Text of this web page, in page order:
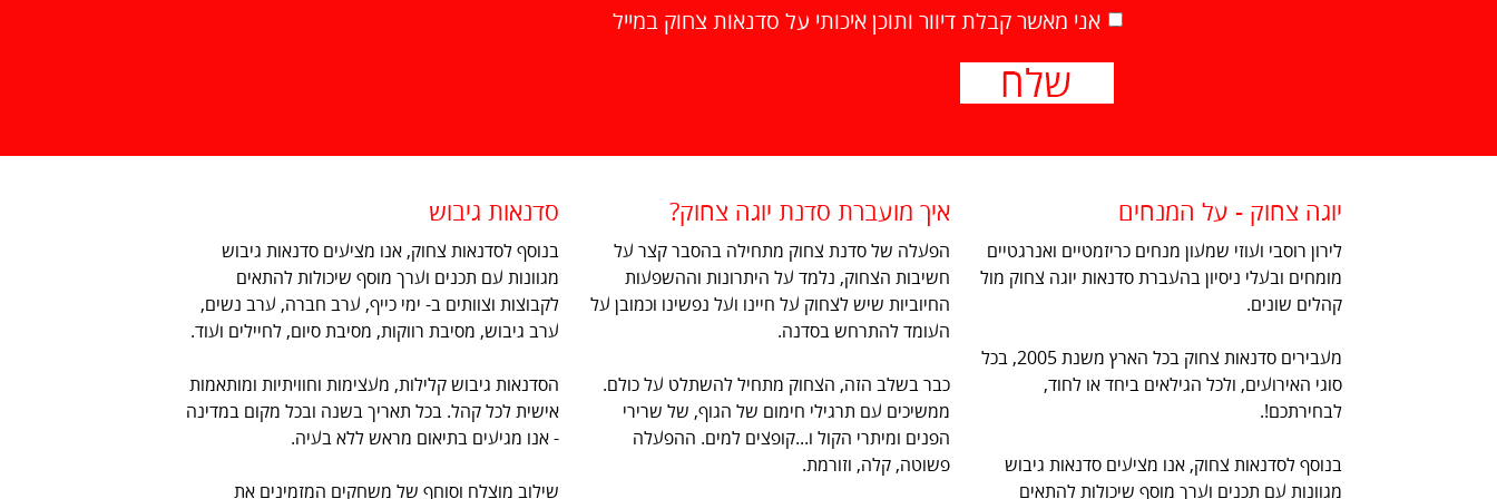
אני מאשר קבלת דיוור ותוכן איכותי על סדנאות צחוק במייל
יוגה צחוק - על המנחים
לירון רוסבי ועוזי שמעון מנחים כריזמטיים ואנרגטיים
מומחים ובעלי ניסיון בהעברת סדנאות יוגה צחוק מול
קהלים שונים.
מעבירים סדנאות צחוק בכל הארץ משנת 2005, בכל
סוגי האירועים, ולכל הגילאים ביחד או לחוד,
לבחירתכם!.
בנוסף לסדנאות צחוק, אנו מציעים סדנאות גיבוש
מגוונות עם תכנים וערך מוסף שיכולות להתאים
איך מועברת סדנת יוגה צחוק?
הפעלה של סדנת צחוק מתחילה בהסבר קצר על
חשיבות הצחוק, נלמד על היתרונות וההשפעות
החיוביות שיש לצחוק על חיינו ועל נפשינו וכמובן על
העומד להתרחש בסדנה.
כבר בשלב הזה, הצחוק מתחיל להשתלט על כולם.
ממשיכים עם תרגילי חימום של הגוף, של שרירי
הפנים ומיתרי הקול ו...קופצים למים. ההפעלה
פשוטה, קלה, וזורמת.
סדנאות גיבוש
בנוסף לסדנאות צחוק, אנו מציעים סדנאות גיבוש
מגוונות עם תכנים וערך מוסף שיכולות להתאים
לקבוצות וצוותים ב- ימי כייף, ערב חברה, ערב נשים,
ערב גיבוש, מסיבת רווקות, מסיבת סיום, לחיילים ועוד.
הסדנאות גיבוש קלילות, מעצימות וחוויתיות ומותאמות
אישית לכל קהל. בכל תאריך בשנה ובכל מקום במדינה
- אנו מגיעים בתיאום מראש ללא בעיה.
שילוב מוצלח וסוחף של משחקים המזמינים את